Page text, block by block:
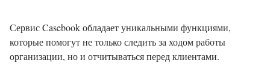
Сервис Casebook обладает уникальными функциями,
которые помогут не только следить за ходом работы
организации, но и отчитываться перед клиентами.